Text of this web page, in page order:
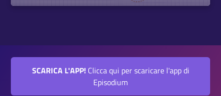
SCARICA L'APP!Clicca qui per scaricare l'app di
Episodium